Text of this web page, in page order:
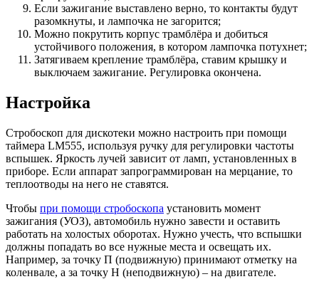
Если зажигание выставлено верно, то контакты будут
разомкнуты, и лампочка не загорится;
Можно покрутить корпус трамблёра и добиться
устойчивого положения, в котором лампочка потухнет;
Затягиваем крепление трамблёра, ставим крышку и
выключаем зажигание. Регулировка окончена.
Настройка
Стробоскоп для дискотеки можно настроить при помощи
таймера LM555, используя ручку для регулировки частоты
вспышек. Яркость лучей зависит от ламп, установленных в
приборе. Если аппарат запрограммирован на мерцание, то
теплоотводы на него не ставятся.
Чтобы при помощи стробоскопа установить момент
зажигания (УОЗ), автомобиль нужно завести и оставить
работать на холостых оборотах. Нужно учесть, что вспышки
должны попадать во все нужные места и освещать их.
Например, за точку П (подвижную) принимают отметку на
коленвале, а за точку Н (неподвижную) – на двигателе.